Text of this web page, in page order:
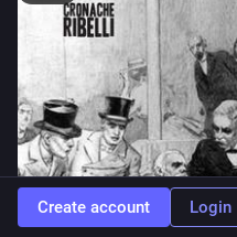
Create account Login